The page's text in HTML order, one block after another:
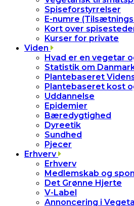
Spiseforstyrrelser
E-numre
Kort over
Kurser for private
Viden
Hvad er en vegetar
Statistik om
Plantebaseret
Plantebaseret kost
Uddannelse
Epidemier
Bæredygtighed
Dyreetik
Sundhed
Pjecer
Erhverv
Erhverv
Medlemskab og
Det Grønne Hjerte
V-Label
Annoncering i